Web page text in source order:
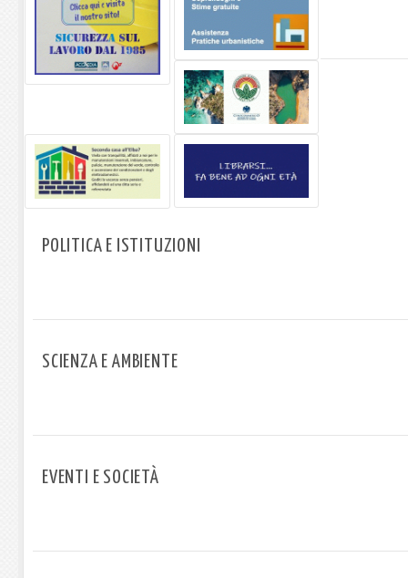
POLITICA E ISTITUZIONI
SCIENZA E AMBIENTE
EVENTI E SOCIETÀ